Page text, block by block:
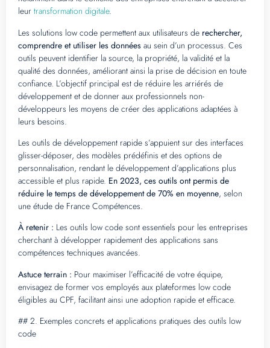
leur transformation digitale.
Les solutions low code permettent aux utilisateurs de rechercher,
comprendre et utiliser les données au sein d’un processus. Ces
outils peuvent identifier la source, la propriété, la validité et la
qualité des données, améliorant ainsi la prise de décision en toute
confiance. L’objectif principal est de réduire les arriérés de
développement et de donner aux professionnels non-
développeurs les moyens de créer des applications adaptées à
leurs besoins.
Les outils de développement rapide s’appuient sur des interfaces
glisser-déposer, des modèles prédéfinis et des options de
personnalisation, rendant le développement d’applications plus
accessible et plus rapide. En 2023, ces outils ont permis de
réduire le temps de développement de 70% en moyenne, selon
une étude de France Compétences.
À retenir : Les outils low code sont essentiels pour les entreprises
cherchant à développer rapidement des applications sans
compétences techniques avancées.
Astuce terrain : Pour maximiser l’efficacité de votre équipe,
envisagez de former vos employés aux plateformes low code
éligibles au CPF, facilitant ainsi une adoption rapide et efficace.
## 2. Exemples concrets et applications pratiques des outils low
code